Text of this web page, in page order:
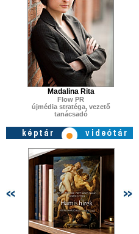
Madalina Rita
Flow PR
újmédia stratéga, vezető
tanácsadó